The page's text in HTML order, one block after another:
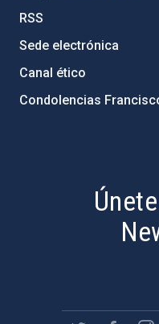
RSS
Sede electrónica
Canal ético
Condolencias